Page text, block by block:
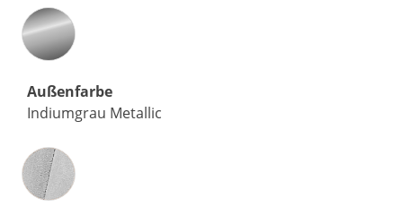
Außenfarbe
Indiumgrau Metallic
Innenausstattung